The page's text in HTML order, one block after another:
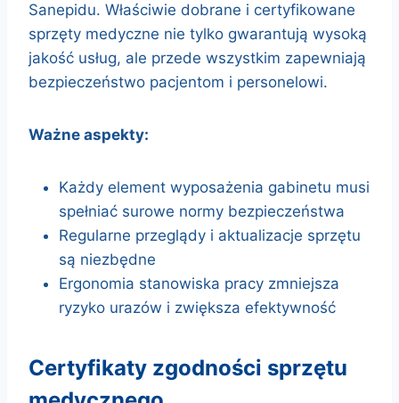
Sanepidu. Właściwie dobrane i certyfikowane
sprzęty medyczne nie tylko gwarantują wysoką
jakość usług, ale przede wszystkim zapewniają
bezpieczeństwo pacjentom i personelowi.
Ważne aspekty:
Każdy element wyposażenia gabinetu musi
spełniać surowe normy bezpieczeństwa
Regularne przeglądy i aktualizacje sprzętu
są niezbędne
Ergonomia stanowiska pracy zmniejsza
ryzyko urazów i zwiększa efektywność
certyfikaty zgodności sprzętu